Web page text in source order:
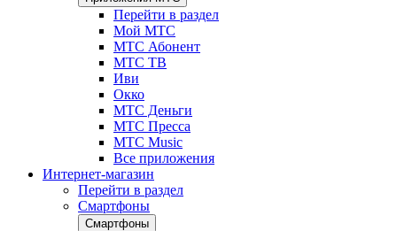
Перейти в раздел
Мой МТС
МТС Абонент
МТС ТВ
Иви
Окко
МТС Деньги
МТС Пресса
МТС Music
Все приложения
Интернет-магазин
Перейти в раздел
Смартфоны
Смартфоны